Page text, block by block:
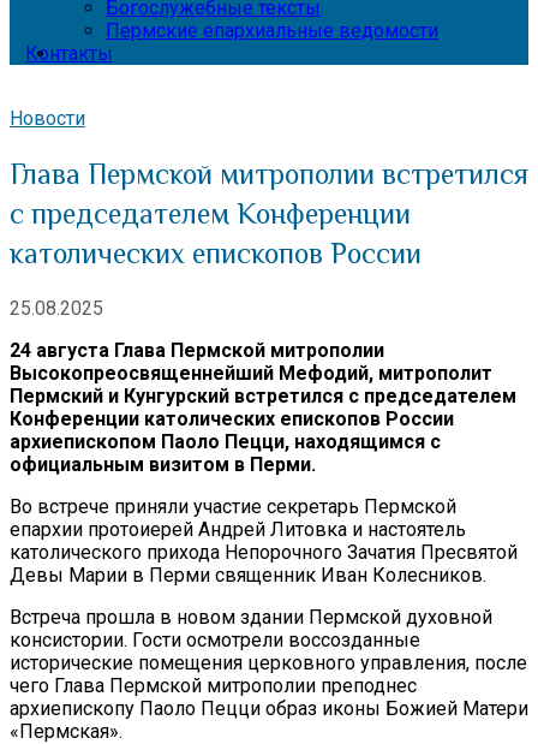
Богослужебные тексты
Пермские епархиальные ведомости
Контакты
Новости
Глава Пермской митрополии встретился
с председателем Конференции
католических епископов России
25.08.2025
24 августа Глава Пермской митрополии
Высокопреосвященнейший Мефодий, митрополит
Пермский и Кунгурский встретился с председателем
Конференции католических епископов России
архиепископом Паоло Пецци, находящимся с
официальным визитом в Перми.
Во встрече приняли участие секретарь Пермской
епархии протоиерей Андрей Литовка и настоятель
католического прихода Непорочного Зачатия Пресвятой
Девы Марии в Перми священник Иван Колесников.
Встреча прошла в новом здании Пермской духовной
консистории. Гости осмотрели воссозданные
исторические помещения церковного управления, после
чего Глава Пермской митрополии преподнес
архиепископу Паоло Пецци образ иконы Божией Матери
«Пермская».